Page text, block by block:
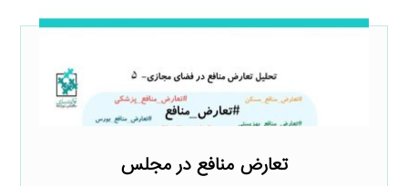
تعارض منافع در مجلس